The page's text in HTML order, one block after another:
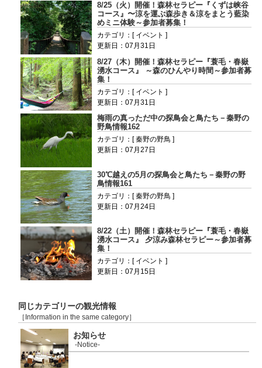
8/25（火）開催！森林セラピー『くずは峡谷
コース』〜涼を運ぶ森歩き＆涼をまとう藍染
めミニ体験～参加者募集！
カテゴリ：[ イベント ]
更新日：07月31日
8/27（木）開催！森林セラピー『蓑毛・春嶽
湧水コース』 ～森のひんやり時間～参加者募
集！
カテゴリ：[ イベント ]
更新日：07月31日
梅雨の真っただ中の探鳥会と鳥たち－秦野の
野鳥情報162
カテゴリ：[ 秦野の野鳥 ]
更新日：07月27日
30℃越えの5月の探鳥会と鳥たち－秦野の野
鳥情報161
カテゴリ：[ 秦野の野鳥 ]
更新日：07月24日
8/22（土）開催！森林セラピー『蓑毛・春嶽
湧水コース』 夕涼み森林セラピー～参加者募
集！
カテゴリ：[ イベント ]
更新日：07月15日
同じカテゴリーの観光情報
［Information in the same category］
お知らせ
-Notice-